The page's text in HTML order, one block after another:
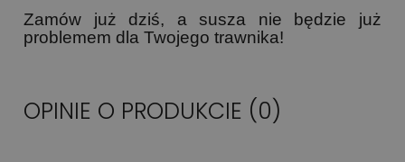
Zamów już dziś, a susza nie będzie już
problemem dla Twojego trawnika!
OPINIE O PRODUKCIE (0)